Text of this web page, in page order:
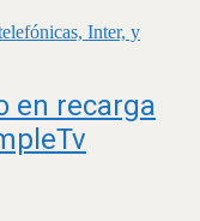
en recarga